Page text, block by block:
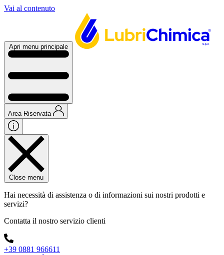
Vai al contenuto
Apri menu principale
Area Riservata
Close menu
Hai necessità di assistenza o di informazioni sui nostri prodotti e
servizi?
Contatta il nostro servizio clienti
+39 0881 966611